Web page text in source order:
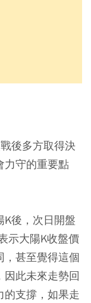
後多方取得決
力守的重要點
後，次日開盤
示大陽K收盤價
，甚至覺得這個
此未來走勢回
的支撐，如果走